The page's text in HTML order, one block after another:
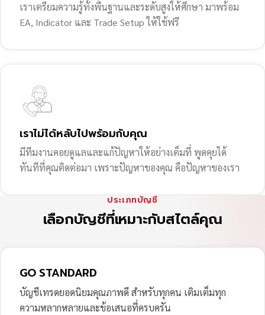
เราเตรียมความรู้ทั้งพื้นฐานและระดับสูงให้ศึกษา มาพร้อม
EA, Indicator และ Trade Setup ให้ใช้ฟรี
เราไม่ได้หลับไปพร้อมกับคุณ
มีทีมงานคอยดูแลและแก้ปัญหาให้อย่างเต็มที่ พูดคุยได้
ทันทีที่คุณติดต่อมา เพราะปัญหาของคุณ คือปัญหาของเรา
ประเภทบัญชี
เลือกบัญชีที่เหมาะกับสไตล์คุณ
GO STANDARD
บัญชีเทรดยอดนิยมคุณภาพดี สำหรับทุกคน เติมเต็มทุก
ความหลากหลายและข้อเสนอที่ครบครัน